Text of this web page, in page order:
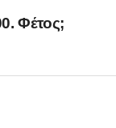
Φέτος;